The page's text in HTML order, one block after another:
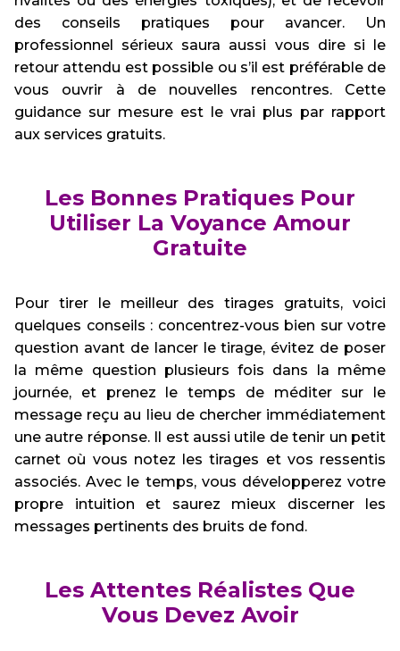
des conseils pratiques pour avancer. Un
professionnel sérieux saura aussi vous dire si le
retour attendu est possible ou s’il est préférable de
vous ouvrir à de nouvelles rencontres. Cette
guidance sur mesure est le vrai plus par rapport
aux services gratuits.
Les Bonnes Pratiques Pour
Utiliser La Voyance Amour
Gratuite
Pour tirer le meilleur des tirages gratuits, voici
quelques conseils : concentrez-vous bien sur votre
question avant de lancer le tirage, évitez de poser
la même question plusieurs fois dans la même
journée, et prenez le temps de méditer sur le
message reçu au lieu de chercher immédiatement
une autre réponse. Il est aussi utile de tenir un petit
carnet où vous notez les tirages et vos ressentis
associés. Avec le temps, vous développerez votre
propre intuition et saurez mieux discerner les
messages pertinents des bruits de fond.
Les Attentes Réalistes Que
Vous Devez Avoir